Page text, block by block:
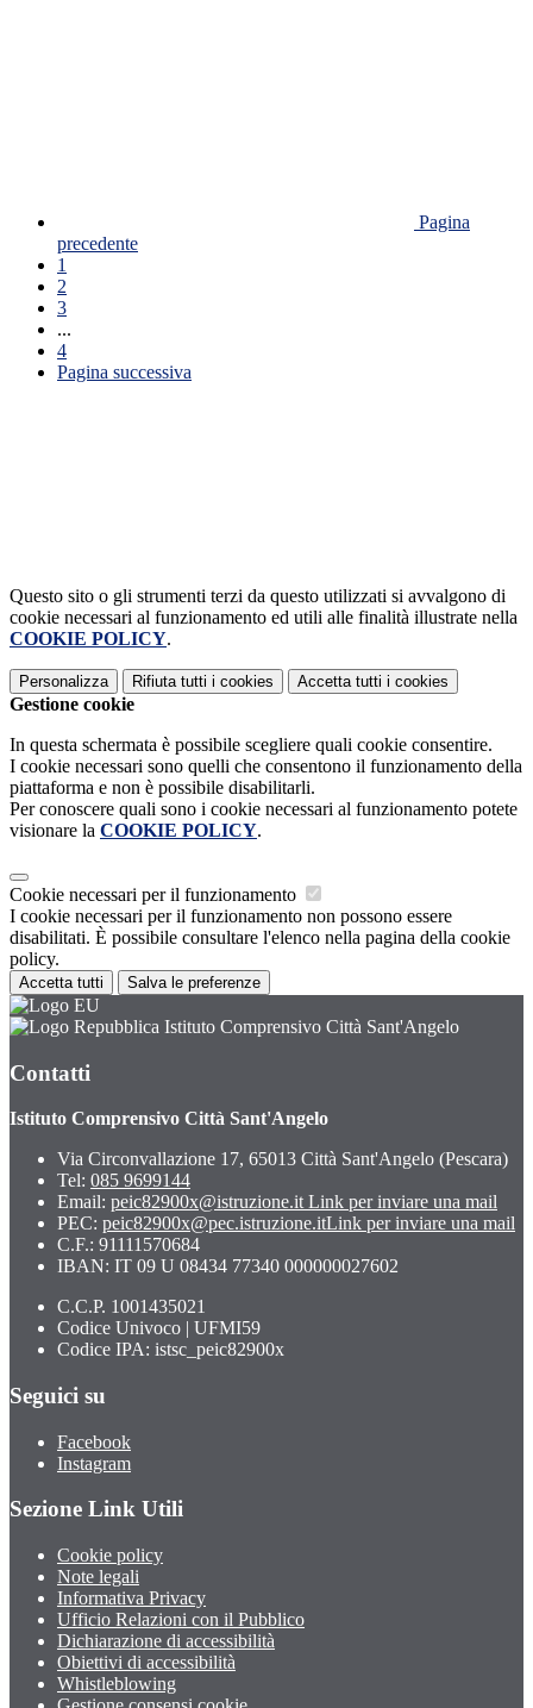
Pagina
precedente
1
2
3
...
4
Pagina successiva
Questo sito o gli strumenti terzi da questo utilizzati si avvalgono di
cookie necessari al funzionamento ed utili alle finalità illustrate nella
COOKIE POLICY.
Personalizza Rifiuta tutti i cookies Accetta tutti i cookies
Gestione cookie
In questa schermata è possibile scegliere quali cookie consentire.
I cookie necessari sono quelli che consentono il funzionamento della
piattaforma e non è possibile disabilitarli.
Per conoscere quali sono i cookie necessari al funzionamento potete
visionare la COOKIE POLICY.
Cookie necessari per il funzionamento
I cookie necessari per il funzionamento non possono essere
disabilitati. È possibile consultare l'elenco nella pagina della cookie
policy.
Accetta tutti Salva le preferenze
Istituto Comprensivo Città Sant'Angelo
Contatti
Istituto Comprensivo Città Sant'Angelo
Via Circonvallazione 17, 65013 Città Sant'Angelo (Pescara)
Tel: 085 9699144
Email: peic82900x@istruzione.it Link per inviare una mail
PEC: peic82900x@pec.istruzione.itLink per inviare una mail
C.F.: 91111570684
IBAN: IT 09 U 08434 77340 000000027602
C.C.P. 1001435021
Codice Univoco | UFMI59
Codice IPA: istsc_peic82900x
Seguici su
Facebook
Instagram
Sezione Link Utili
Cookie policy
Note legali
Informativa Privacy
Ufficio Relazioni con il Pubblico
Dichiarazione di accessibilità
Obiettivi di accessibilità
Whistleblowing